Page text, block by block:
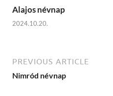
Alajos névnap
2024.10.20.
PREVIOUS ARTICLE
Nimród névnap